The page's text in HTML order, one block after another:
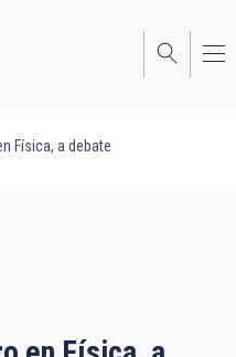
Física, a debate